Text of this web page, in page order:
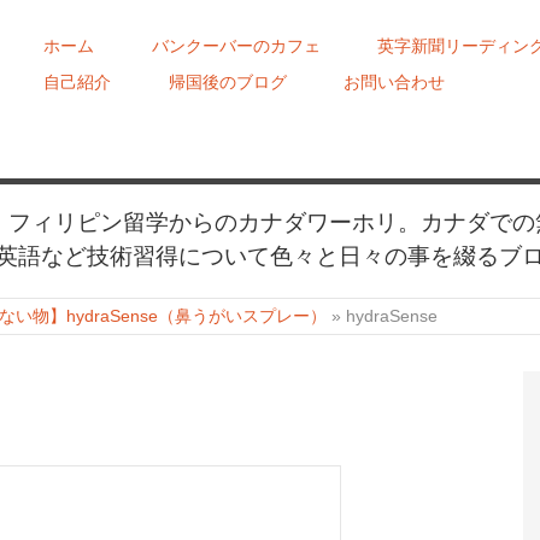
ホーム バンクーバーのカフェ
英字新聞リーディン
自己紹介
帰国後のブログ お問い合わせ
ィリピン留学からのカナダワーホリ。カナダで
語など技術習得について色々と日々の事を綴るブ
い物】hydraSense（鼻うがいスプレー） » hydraSense